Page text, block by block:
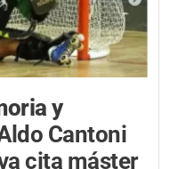
y
Cantoni
cita máster